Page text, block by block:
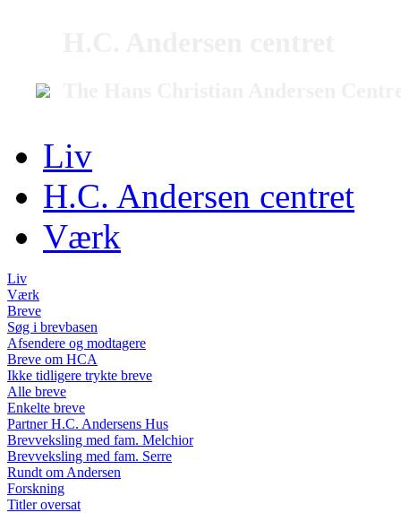
Liv
H.C. Andersen centret
Værk
Liv
Værk
Breve
Søg i brevbasen
Afsendere og modtagere
Breve om HCA
Ikke tidligere trykte breve
Alle breve
Enkelte breve
Partner H.C. Andersens Hus
Brevveksling med fam. Melchior
Brevveksling med fam. Serre
Rundt om Andersen
Forskning
Titler oversat